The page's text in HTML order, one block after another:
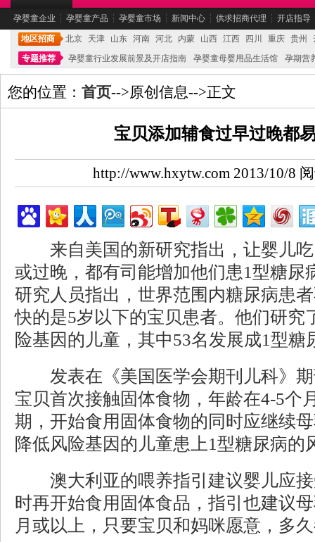
孕婴童企业 ┆ 孕婴童产品 ┆ 孕婴童市场 ┆ 新闻中心 ┆ 供求招商代理 ┆ 开店指导
地区招商 北京 天津 山东 河南 河北 内蒙 山西 江西 四川 重庆 贵州
专题推荐
孕婴童行业发展前景及开店指南 孕婴童母婴用品生活馆 孕期营
您的位置： 首页-->原创信息-->正文
宝贝添加辅食过早过晚都
http://www.hxytw.com 2013/10/8
来自美国的新研究指出，让婴儿吃
或过晚，都有司能增加他们患1型糖尿
研究人员指出，世界范围内糖尿病患
快的是5岁以下的宝贝患者。他们研究
险基因的儿童，其中53名发展成1型糖
发表在《美国医学会期刊儿科》期
宝贝首次接触固体食物，年龄在4-5个
期，开始食用固体食物的同时应继续
降低风险基因的儿童患上1型糖尿病的
澳大利亚的喂养指引建议婴儿应接
时再开始食用固体食品，指引也建议
月或以上，只要宝贝和妈咪愿意，多